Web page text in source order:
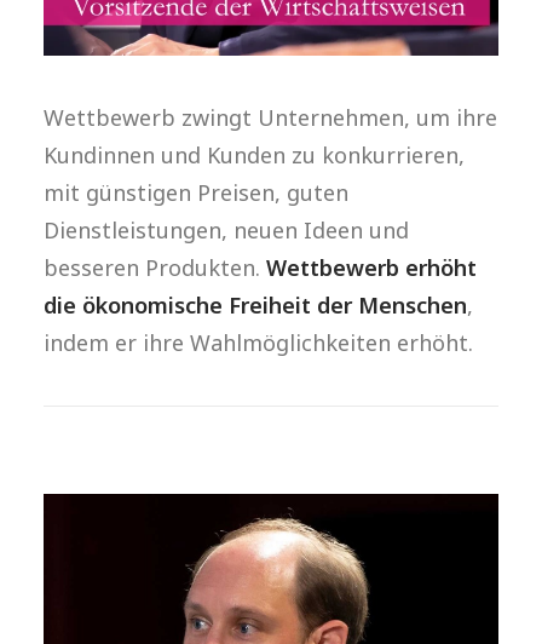
Wettbewerb zwingt Unternehmen, um ihre
Kundinnen und Kunden zu konkurrieren,
mit günstigen Preisen, guten
Dienstleistungen, neuen Ideen und
besseren Produkten. Wettbewerb erhöht
die ökonomische Freiheit der Menschen,
indem er ihre Wahlmöglichkeiten erhöht.